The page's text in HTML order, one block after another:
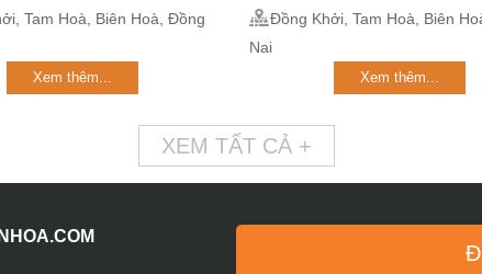
Tam Hoà, Biên Hoà, Đồng
Xem thêm...
Đồng Khởi, Tam Hoà, Biên
Nai
Xem thêm...
XEM TẤT CẢ +